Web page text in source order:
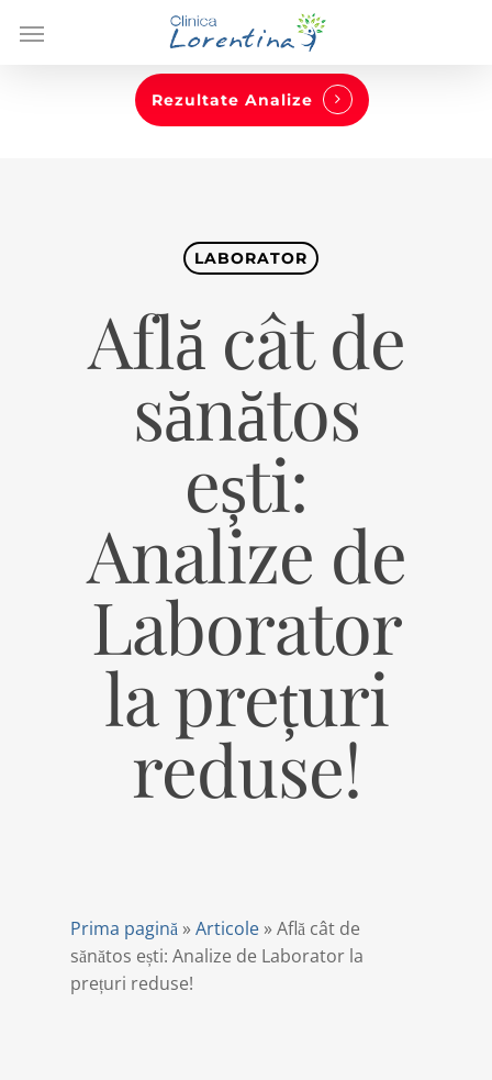
Menu
Rezultate Analize
LABORATOR
Află cât de
sănătos
ești:
Analize de
Laborator
la prețuri
reduse!
Prima pagină »Articole »Află cât de
sănătos ești: Analize de Laborator la
prețuri reduse!